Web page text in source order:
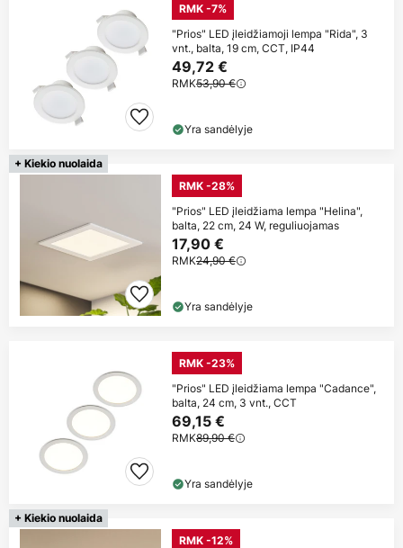
RMK -7%
"Prios" LED įleidžiamoji lempa "Rida", 3
vnt., balta, 19 cm, CCT, IP44
49,72 €
RMK53,90 €
Yra sandėlyje
+ Kiekio nuolaida
RMK -28%
"Prios" LED įleidžiama lempa "Helina",
balta, 22 cm, 24 W, reguliuojamas
17,90 €
RMK24,90 €
Yra sandėlyje
RMK -23%
"Prios" LED įleidžiama lempa "Cadance",
balta, 24 cm, 3 vnt., CCT
69,15 €
RMK89,90 €
Yra sandėlyje
+ Kiekio nuolaida
RMK -12%